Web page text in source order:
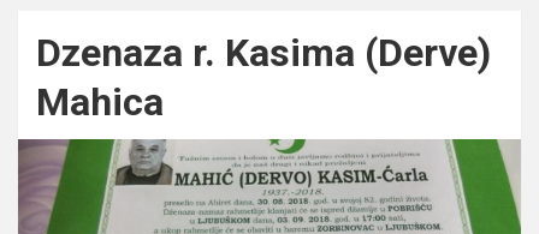
Dzenaza r. Kasima (Derve)
Mahica